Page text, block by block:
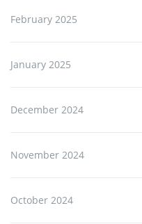
February 2025
January 2025
December 2024
November 2024
October 2024